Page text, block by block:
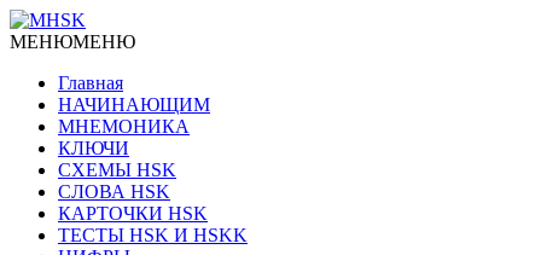
МЕНЮМЕНЮ
Главная
НАЧИНАЮЩИМ
МНЕМОНИКА
КЛЮЧИ
СХЕМЫ HSK
СЛОВА HSK
КАРТОЧКИ HSK
ТЕСТЫ HSK И HSKK